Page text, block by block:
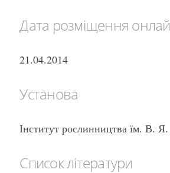
Дата розміщення
21.04.2014
Установа
Інститут рослинництва їм.
Список літератури